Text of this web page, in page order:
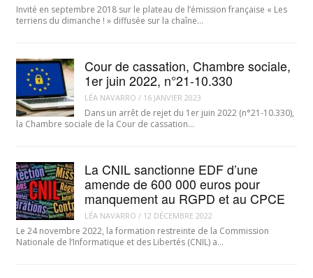
Invité en septembre 2018 sur le plateau de l’émission française « Les
terriens du dimanche ! » diffusée sur la chaîne…
Cour de cassation, Chambre sociale,
1er juin 2022, n°21-10.330
LÉA NAVARRO / 16 JANVIER 2023
Dans un arrêt de rejet du 1er juin 2022 (n°21-10.330),
la Chambre sociale de la Cour de cassation…
La CNIL sanctionne EDF d’une
amende de 600 000 euros pour
manquement au RGPD et au CPCE
LÉA NAVARRO / 12 DÉCEMBRE 2022
Le 24 novembre 2022, la formation restreinte de la Commission
Nationale de l’Informatique et des Libertés (CNIL) a…